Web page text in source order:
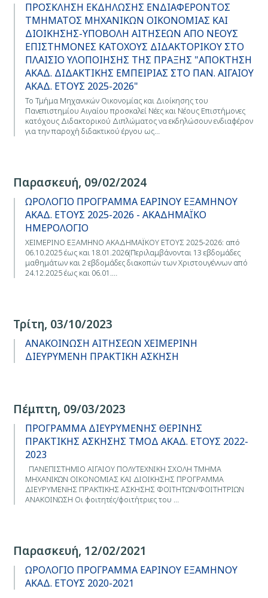
ΠΡΟΣΚΛΗΣΗ ΕΚΔΗΛΩΣΗΣ ΕΝΔΙΑΦΕΡΟΝΤΟΣ
ΤΜΗΜΑΤΟΣ ΜΗΧΑΝΙΚΩΝ ΟΙΚΟΝΟΜΙΑΣ ΚΑΙ
ΔΙΟΙΚΗΣΗΣ-ΥΠΟΒΟΛΗ ΑΙΤΗΣΕΩΝ ΑΠΟ ΝΕΟΥΣ
ΕΠΙΣΤΗΜΟΝΕΣ ΚΑΤΟΧΟΥΣ ΔΙΔΑΚΤΟΡΙΚΟΥ ΣΤΟ
ΠΛΑΙΣΙΟ ΥΛΟΠΟΙΗΣΗΣ ΤΗΣ ΠΡΑΞΗΣ "ΑΠΟΚΤΗΣΗ
ΑΚΑΔ. ΔΙΔΑΚΤΙΚΗΣ ΕΜΠΕΙΡΙΑΣ ΣΤΟ ΠΑΝ. ΑΙΓΑΙΟΥ
ΑΚΑΔ. ΕΤΟΥΣ 2025-2026"
Το Τμήμα Μηχανικών Οικονομίας και Διοίκησης του
Πανεπιστημίου Αιγαίου προσκαλεί Νέες και Νέους Επιστήμονες
κατόχους Διδακτορικού Διπλώματος να εκδηλώσουν ενδιαφέρον
για την παροχή διδακτικού έργου ως…
Παρασκευή, 09/02/2024
ΩΡΟΛΟΓΙΟ ΠΡΟΓΡΑΜΜΑ ΕΑΡΙΝΟΥ ΕΞΑΜΗΝΟΥ
ΑΚΑΔ. ΕΤΟΥΣ 2025-2026 - ΑΚΑΔΗΜΑΪΚΟ
ΗΜΕΡΟΛΟΓΙΟ
ΧΕΙΜΕΡΙΝΟ ΕΞΑΜΗΝΟ ΑΚΑΔΗΜΑΪΚΟΥ ΕΤΟΥΣ 2025-2026: από
06.10.2025 έως και 18.01.2026(Περιλαμβάνονται 13 εβδομάδες
μαθημάτων και 2 εβδομάδες διακοπών των Χριστουγέννων από
24.12.2025 έως και 06.01.…
Τρίτη, 03/10/2023
ΑΝΑΚΟΙΝΩΣΗ ΑΙΤΗΣΕΩΝ ΧΕΙΜΕΡΙΝΗ
ΔΙΕΥΡΥΜΕΝΗ ΠΡΑΚΤΙΚΗ ΑΣΚΗΣΗ
Πέμπτη, 09/03/2023
ΠΡΟΓΡΑΜΜΑ ΔΙΕΥΡΥΜΕΝΗΣ ΘΕΡΙΝΗΣ
ΠΡΑΚΤΙΚΗΣ ΑΣΚΗΣΗΣ ΤΜΟΔ ΑΚΑΔ. ΕΤΟΥΣ 2022-
2023
ΠΑΝΕΠΙΣΤΗΜΙΟ ΑΙΓΑΙΟΥ ΠΟΛΥΤΕΧΝΙΚΗ ΣΧΟΛΗ ΤΜΗΜΑ
ΜΗΧΑΝΙΚΩΝ ΟΙΚΟΝΟΜΙΑΣ ΚΑΙ ΔΙΟΙΚΗΣΗΣ ΠΡΟΓΡΑΜΜΑ
ΔΙΕΥΡΥΜΕΝΗΣ ΠΡΑΚΤΙΚΗΣ ΑΣΚΗΣΗΣ ΦΟΙΤΗΤΩΝ/ΦΟΙΤΗΤΡΙΩΝ
ΑΝΑΚΟΙΝΩΣΗ Οι φοιτητές/φοιτήτριες του …
Παρασκευή, 12/02/2021
ΩΡΟΛΟΓΙΟ ΠΡΟΓΡΑΜΜΑ ΕΑΡΙΝΟΥ ΕΞΑΜΗΝΟΥ
ΑΚΑΔ. ΕΤΟΥΣ 2020-2021